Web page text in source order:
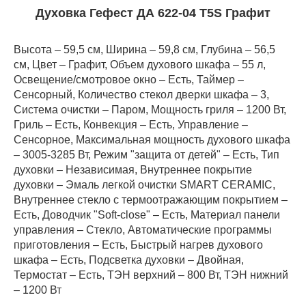
Духовка Гефест ДА 622-04 Т5S Графит
Высота – 59,5 см, Ширина – 59,8 см, Глубина – 56,5
см, Цвет – Графит, Объем духового шкафа – 55 л,
Освещение/смотровое окно – Есть, Таймер –
Сенсорный, Количество стекол дверки шкафа – 3,
Система очистки – Паром, Мощность гриля – 1200 Вт,
Гриль – Есть, Конвекция – Есть, Управление –
Сенсорное, Максимальная мощность духового шкафа
– 3005-3285 Вт, Режим "защита от детей" – Есть, Тип
духовки – Независимая, Внутреннее покрытие
духовки – Эмаль легкой очистки SMART CERAMIC,
Внутреннее стекло с термоотражающим покрытием –
Есть, Доводчик "Soft-close" – Есть, Материал панели
управления – Стекло, Автоматические программы
приготовления – Есть, Быстрый нагрев духового
шкафа – Есть, Подсветка духовки – Двойная,
Термостат – Есть, ТЭН верхний – 800 Вт, ТЭН нижний
– 1200 Вт